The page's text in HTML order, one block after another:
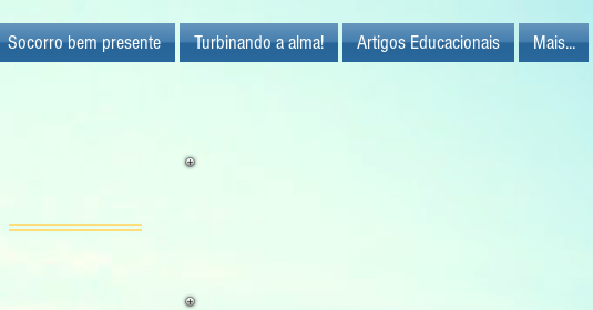
Socorro bem presente Turbinando a alma! Artigos Educacionais Mais...